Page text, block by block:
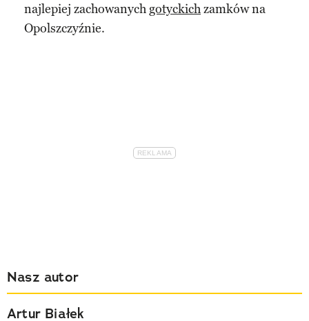
najlepiej zachowanych gotyckichzamków na
Opolszczyźnie.
Nasz autor
Artur Białek